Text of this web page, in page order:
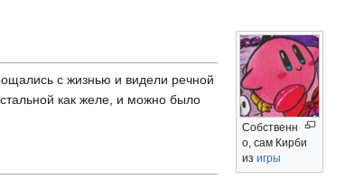
Собственн
о, сам Кирби
из игры
с жизнью и видели речной
как желе, и можно было